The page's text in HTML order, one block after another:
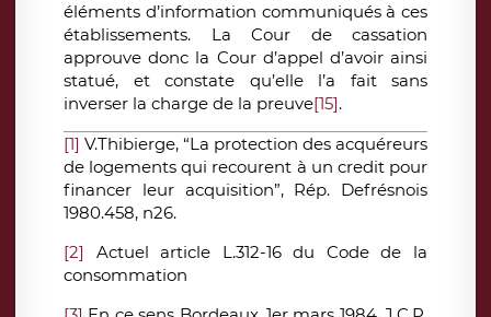
éléments d’information communiqués à ces
établissements. La Cour de cassation
approuve donc la Cour d’appel d’avoir ainsi
statué, et constate qu’elle l’a fait sans
inverser la charge de la preuve[15].
[1] V.Thibierge, “La protection des acquéreurs
de logements qui recourent à un credit pour
financer leur acquisition”, Rép. Defrésnois
1980.458, n26.
[2]
Actuel article L.312-16 du Code de la
consommation